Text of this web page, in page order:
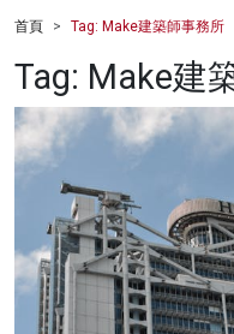
財經
健康
商業
科技
影片
名家榜
首頁 Tag: Make建築師事務所
Tag: Make建